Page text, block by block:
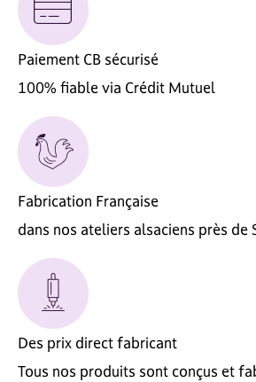
Paiement CB sécurisé
100% fiable via Crédit Mutuel
Fabrication Française
dans nos ateliers alsaciens près de
Des prix direct fabricant
Tous nos produits sont conçus et